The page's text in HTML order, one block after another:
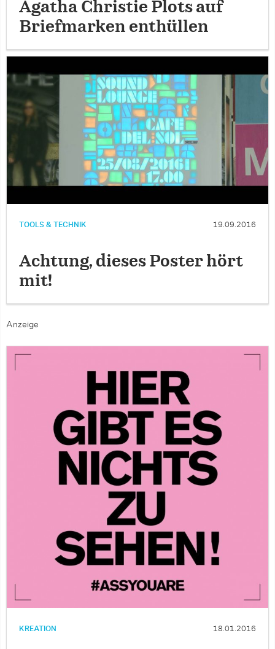
Agatha Christie Plots auf
Briefmarken enthüllen
TOOLS & TECHNIK 19.09.2016
Achtung, dieses Poster hört
mit!
Anzeige
KREATION 18.01.2016